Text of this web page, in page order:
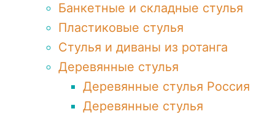
Банкетные и складные стулья
Пластиковые стулья
Стулья и диваны из ротанга
Деревянные стулья
Деревянные стулья Россия
Деревянные стулья